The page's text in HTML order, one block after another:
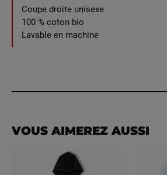
Coupe droite unisexe
100 % coton bio
Lavable en machine
VOUS AIMEREZ AUSSI